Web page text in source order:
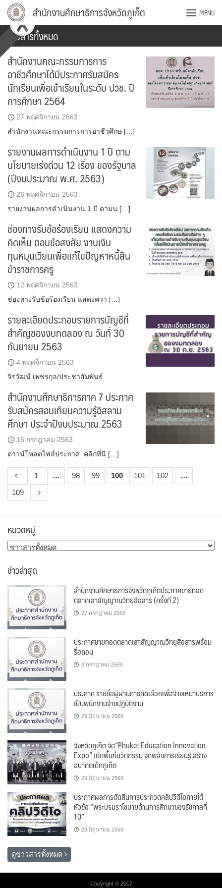
Skip
content
สำนักงานศึกษาธิการจังหวัดภูเก็ต MENU
ข่าวสารทั้งหมด
สำนักงานคณะกรรมการการ
อาชีวศึกษาได้มีประกาศรับสมัคร
นักเรียนเพื่อเข้าเรียนในระดับ ปวช. ปี
การศึกษา 2564
27 พฤศจิกายน 2563
สำนักงานคณะกรรมการการอาชีวศึกษ […]
รายงานผลการดำเนินงาน 1 ปี ตาม
นโยบายเร่งด่วน 12 เรื่อง ของรัฐบาล
(ปีงบประมาณ พ.ศ. 2563)
26 พฤศจิกายน 2563
รายงานผลการดำเนินงาน 1 ปี ตามน […]
ช่องทางรับข้อร้องเรียน แสดงความ
คิดเห็น ตอบข้อสงสัย งานเงิน
ทุนหมุนเวียนเพื่อแก้ไขปัญหาหนี้สิน
ข้าราชการครู
12 พฤศจิกายน 2563
ช่องทางรับข้อร้องเรียน แสดงควา […]
รายละเอียดประกอบรายการบัญชีที่
สำคัญของงบทดลอง ณ วันที่ 30
กันยายน 2563
4 พฤศจิกายน 2563
จิรวัฒน์ เพชรกุล/ประชาสัมพันธ์
สำนักงานศึกษาธิการภาค 7 ประกาศ
รับสมัครสอบเทียบความรู้อิสลาม
ศึกษา ประจำปีงบประมาณ 2563
16 กรกฎาคม 2563
ดาวน์โหลดไฟล์ประกาศ คลิกที่นี […]
1 … 98 99 100 101 102
…
109
หมวดหมู่
หมวด
ข่าวล่าสุด
สำนักงานศึกษาธิการจังหวัดภูเก็ตประกาศขายทอด
ตลาดเสาสัญญาณวิทยุสื่อสาร (ครั้งที่ 2)
27 กรกฎาคม 2569
ประกาศขายทอดตลาดเสาสัญญาณวิทยุสื่อสารพร้อม
รื้อถอน
8 กรกฎาคม 2569
ประกาศ รายชื่อผู้ผ่านการคัดเลือกเพื่อจ้างเหมาบริการ
เป็นพนักงานจ้างปฏิบัติงาน
29 มิถุนายน 2569
จังหวัดภูเก็ต จัด“Phuket Education Innovation
Expo” เปิดพื้นที่นวัตกรรม จุดพลังการเรียนรู้ สร้าง
อนาคตเด็กภูเก็ต
29 มิถุนายน 2569
ประกาศผลการตัดสินการประกวดคลิปวิดีโอภายใต้
หัวข้อ “พระบรมราโชบายด้านการศึกษาของรัชกาลที่
10”
29 มิถุนายน 2569
ดูข่าวสารทั้งหมด
Copyright © 2017